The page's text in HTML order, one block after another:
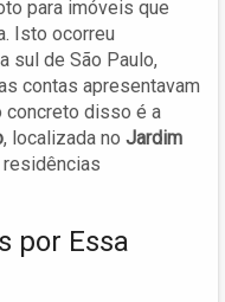
para imóveis que
Isto ocorreu
sul de São Paulo,
contas apresentavam
concreto disso é a
, localizada no Jardim
por Essa